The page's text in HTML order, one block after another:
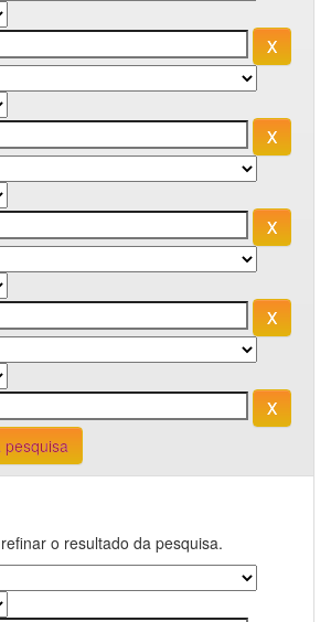
pesquisa
o resultado da pesquisa.